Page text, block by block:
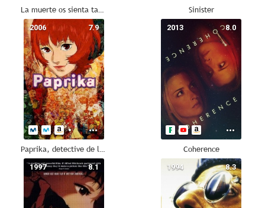
La muerte os sienta tan bien Sinister
7.9
2006
Paprika, detective de los sueños
8.0
2013
Coherence
8.1
1997 8.3
1994